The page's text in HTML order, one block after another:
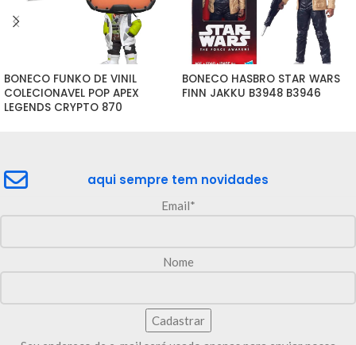
BONECO FUNKO DE VINIL
COLECIONAVEL POP APEX
LEGENDS CRYPTO 870
BONECO HASBRO STAR WARS
FINN JAKKU B3948 B3946
aqui sempre tem novidades
Email*
Nome